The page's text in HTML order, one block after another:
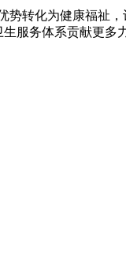
势转化为健康福祉
服务体系贡献更多力